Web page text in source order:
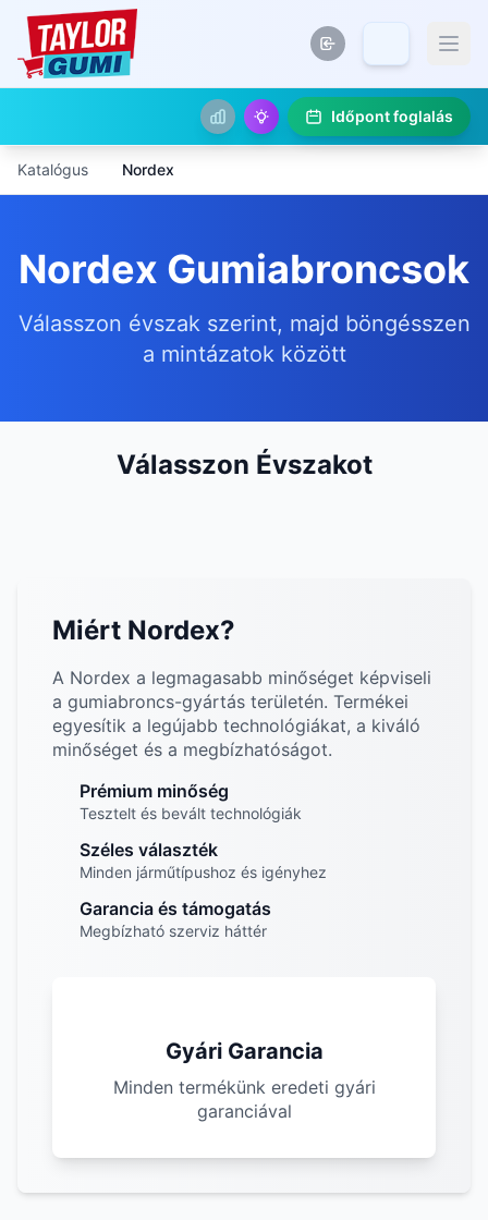
Időpont foglalás
Katalógus Nordex
Nordex Gumiabroncsok
Válasszon évszak szerint, majd böngésszen
a mintázatok között
Válasszon Évszakot
Miért Nordex?
A Nordex a legmagasabb minőséget képviseli
a gumiabroncs-gyártás területén. Termékei
egyesítik a legújabb technológiákat, a kiváló
minőséget és a megbízhatóságot.
Prémium minőség
Tesztelt és bevált technológiák
Széles választék
Minden járműtípushoz és igényhez
Garancia és támogatás
Megbízható szerviz háttér
Gyári Garancia
Minden termékünk eredeti gyári
garanciával